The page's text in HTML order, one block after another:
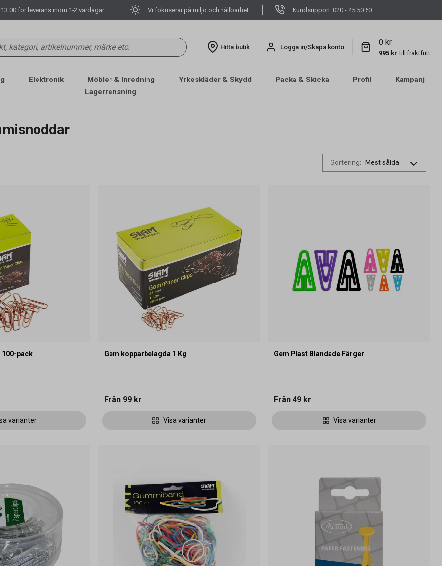
för leverans inom 1-2 vardagar Vi fokuserar på miljö och hållbarhet Kundsupport: 020 - 45 50 50
Hitta butik Logga in/Skapa konto
0 kr
995 kr till fraktfritt
Elektronik Möbler & Inredning Yrkeskläder & Skydd Packa & Skicka Profil
Kampanj
Lagerrensning
Sortering:
100-pack
varianter
Gem kopparbelagda 1 Kg
Från 99 kr
Visa varianter
Gem Plast Blandade Färger
Från 49 kr
Visa varianter